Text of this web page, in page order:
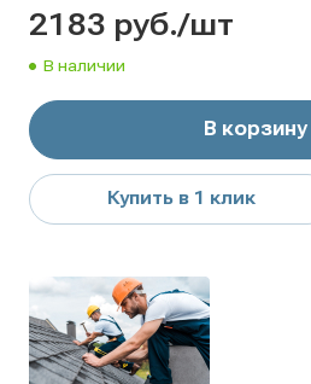
2183 руб./шт
В наличии
В корзину
Купить в 1 клик